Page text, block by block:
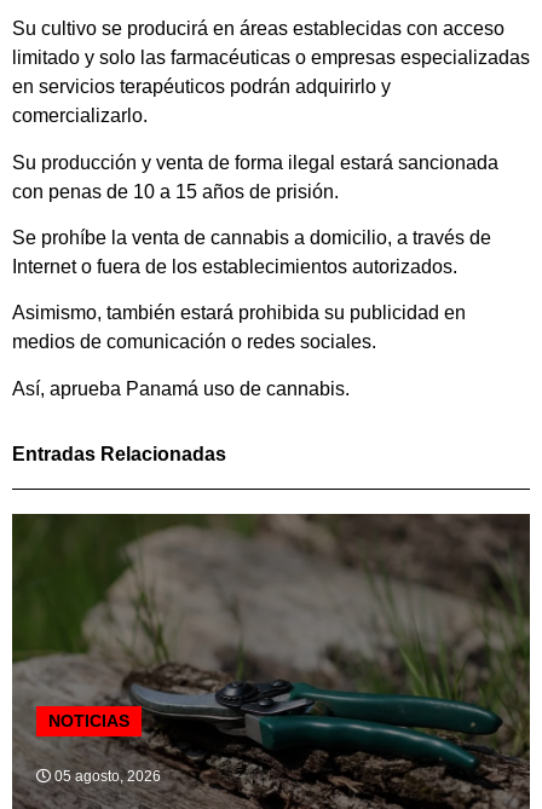
Su cultivo se producirá en áreas establecidas con acceso
limitado y solo las farmacéuticas o empresas especializadas
en servicios terapéuticos podrán adquirirlo y
comercializarlo.
Su producción y venta de forma ilegal estará sancionada
con penas de 10 a 15 años de prisión.
Se prohíbe la venta de cannabis a domicilio, a través de
Internet o fuera de los establecimientos autorizados.
Asimismo, también estará prohibida su publicidad en
medios de comunicación o redes sociales.
Así, aprueba Panamá uso de cannabis.
Entradas Relacionadas
NOTICIAS
05 agosto, 2026